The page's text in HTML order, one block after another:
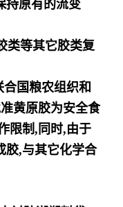
持原有的流变
类等其它胶类复
国粮农组织和
黄原胶为安全食
限制,同时,由于
胶,与其它化学合